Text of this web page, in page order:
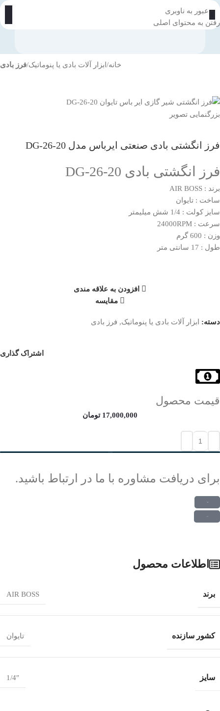
عبور به ناوبری
رفتن به محتوای اصلی
خانه ابزار آلات بادی یا پنوماتیک فرز بادی
بزرگنمایی تصویر
فرز انگشتی بادی صنعتی ایرباس مدل DG-26-20
فرز انگشتی بادی DG-26-20
برند : AIR BOSS
ساخت : تایوان
سایز کولت : 1/4 شش میلیمتر
سرعت : 24000RPM
وزن : 600 گرم
طول : 17 سانتی متر
افزودن به علاقه مندی
مقایسه
دسته: ابزار آلات بادی یا پنوماتیک, فرز بادی
اشتراک گذاری
قیمت محصول
17,000,000 تومان
برای دریافت مشاوره با ما در ارتباط باشید.
اطلاعات محصول
برند AIR BOSS
کشور سازنده تایوان
سایز 1/4″